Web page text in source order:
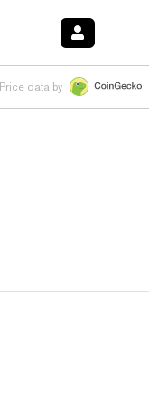
2.95%HYPE $56.46
Price data by